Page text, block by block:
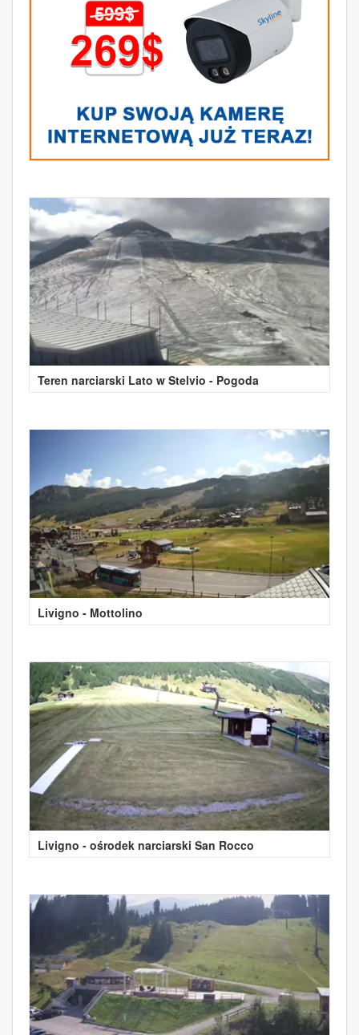
Teren narciarski Lato w Stelvio - Pogoda
Livigno - Mottolino
Livigno - ośrodek narciarski San Rocco